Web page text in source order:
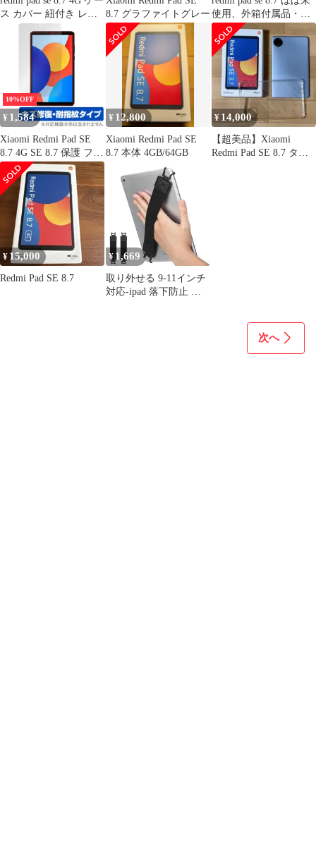
ス カバー 紐付き レッ
ドミーパッドエスイー
8.7ｲﾝﾁ 全面 スタンド
ショルダーストラップ
耐衝撃 防塵 フィルム
シリコン+PC製
8.7 グラファイトグレー 使用、外箱付属品・ケ
ース付き
10%OFF
¥ 1,584
Xiaomi Redmi Pad SE
8.7 4G SE 8.7 保護 フィ
ルム OverLay Magic for
シャオミー タブレット
傷修復 耐指紋 指紋防止
コーティング
¥ 12,800
Xiaomi Redmi Pad SE
8.7 本体 4GB/64GB
¥ 14,000
【超美品】Xiaomi
Redmi Pad SE 8.7 タブ
¥ 15,000
Redmi Pad SE 8.7
¥ 1,669
取り外せる 9-11インチ
対応-ipad 落下防止 第
次へ